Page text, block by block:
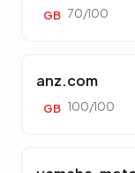
GB 70/100
anz.com
GB 100/100